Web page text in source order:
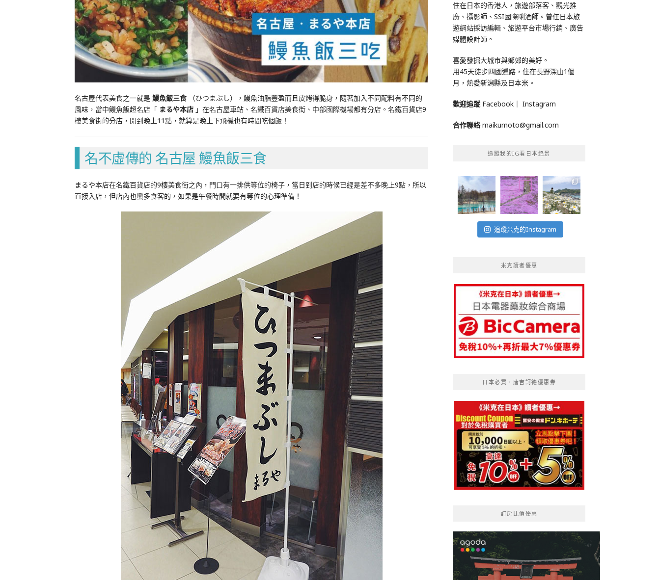
名古屋代表美食之一就是 鰻魚飯三食 （ひつまぶし），鰻魚油脂豐盈而且皮烤得脆身，隨著加入不同配料有不同的
風味，當中鰻魚飯超名店「 まるや本店 」在名古屋車站、名鐵百貨店美食街、中部國際機場都有分店。名鐵百貨店9
樓美食街的分店，開到晚上11點，就算是晚上下飛機也有時間吃個飯！
名不虛傳的 名古屋 鰻魚飯三食
まるや本店在名鐵百貨店的9樓美食街之內，門口有一排供等位的椅子，當日到店的時候已經是差不多晚上9點，所以
直接入店，但店內也蠻多食客的，如果是午餐時間就要有等位的心理準備！
住在日本的香港人，旅遊部落客、觀光推
廣、攝影師、SSI國際唎酒師。曾任日本旅
遊網站採訪編輯、旅遊平台市場行銷、廣告
媒體設計師。
喜愛發掘大城市與鄉郊的美好。
用45天徒步四國遍路，住在長野深山1個
月，熱愛新潟縣及日本米。
歡迎追蹤 Facebook ｜ Instagram
合作聯絡 maikumoto@gmail.com
追蹤我的IG看日本絕景
追蹤米克的Instagram
米克讀者優惠
日本必買、唐吉訶德優惠券
訂房比價優惠